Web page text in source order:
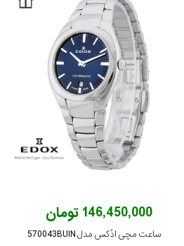
146,450,000 تومان
ساعت مچی ادُکس مدل 570043BUIN